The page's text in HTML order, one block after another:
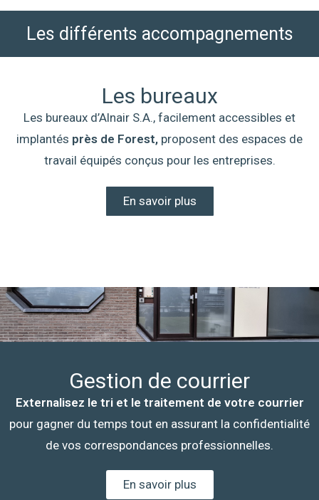
Les différents accompagnements
Les bureaux
Les bureaux d’Alnair S.A., facilement accessibles et
implantés près de Forest, proposent des espaces de
travail équipés conçus pour les entreprises.
En savoir plus
Gestion de courrier
Externalisez le tri et le traitement de votre courrier
pour gagner du temps tout en assurant la confidentialité
de vos correspondances professionnelles.
En savoir plus